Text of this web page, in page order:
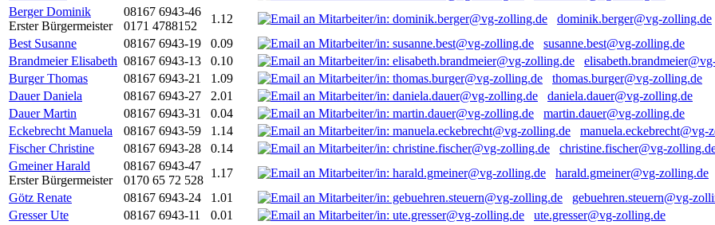
Berger Dominik
Erster Bürgermeister
08167 6943-46
0171 4788152
1.12
dominik.berger@vg-zolling.de
Best Susanne
08167 6943-19 0.09
susanne.best@vg-zolling.de
Brandmeier Elisabeth 08167 6943-13 0.10
Burger Thomas
08167 6943-21 1.09
thomas.burger@vg-zolling.de
Dauer Daniela
08167 6943-27 2.01
daniela.dauer@vg-zolling.de
Dauer Martin
08167 6943-31 0.04
martin.dauer@vg-zolling.de
Eckebrecht Manuela
08167 6943-59 1.14
manuela.eckebrecht@vg-
Fischer Christine
08167 6943-28 0.14
christine.fischer@vg-
Gmeiner Harald
Erster Bürgermeister
08167 6943-47
0170 65 72 528
1.17
harald.gmeiner@vg-zolling.de
Götz Renate
08167 6943-24 1.01
gebuehren.steuern@vg-
Gresser Ute
08167 6943-11 0.01
ute.gresser@vg-zolling.de